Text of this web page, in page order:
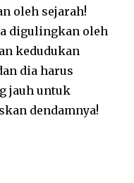
oleh sejarah!
digulingkan oleh
kedudukan
dia harus
jauh untuk
dendamnya!